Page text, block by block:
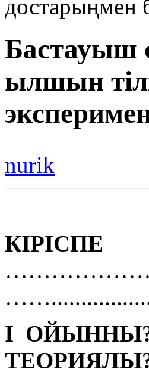
достарыңмен
Бастауыш
ылшын
nurik
КІРІСПЕ
І